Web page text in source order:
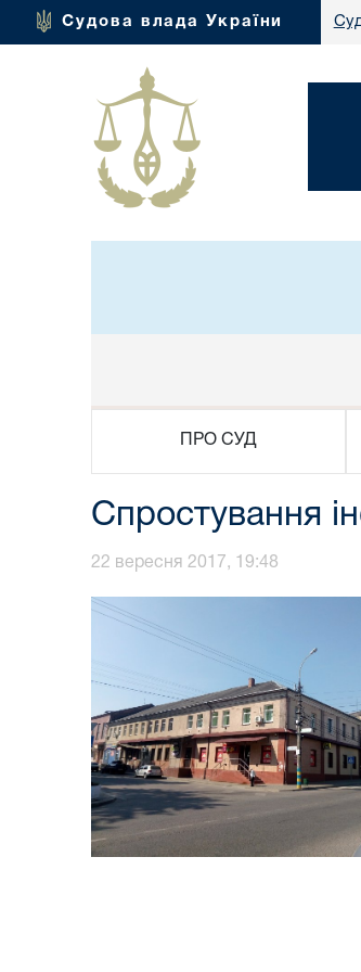
Судова влада України
ПРО СУД
Спростування
22 вересня 2017, 19:48